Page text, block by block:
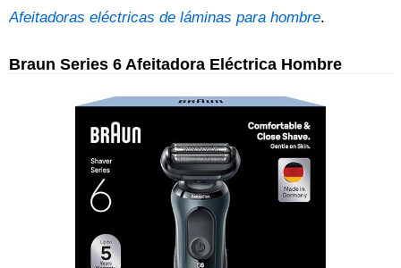
Afeitadoras eléctricas de láminas para hombre.
Braun Series 6 Afeitadora Eléctrica Hombre